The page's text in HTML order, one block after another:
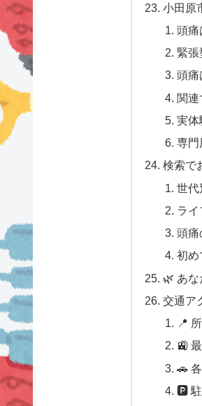
小田原
頭痛
緊張
頭痛
関連
実体
専門
検索で
世代
ラ
頭痛
初
🌿 あ
交通ア
📍
🚉
🚗
🅿 駐